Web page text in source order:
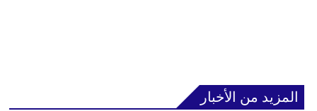
المزيد من الأخبار